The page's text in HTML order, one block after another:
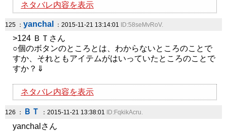
ネタバレ内容を表示
125 ： yanchal ：2015-11-21 13:14:01 ID:58seMvRoV.
>124 ＢＴさん
○個のボタンのところとは、わからないところのことで
すか、それともアイテムがはいっていたところのことで
すか？⇓
ネタバレ内容を表示
126 ： ＢＴ ：2015-11-21 13:38:01 ID:FqkikAcru.
yanchalさん